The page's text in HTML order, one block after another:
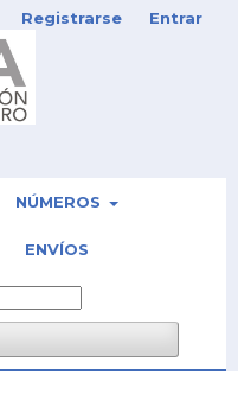
NÚMEROS
ENVÍOS
Registrarse Entrar